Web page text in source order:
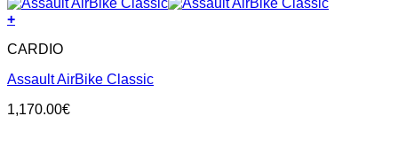
+
CARDIO
Assault AirBike Classic
1,170.00€